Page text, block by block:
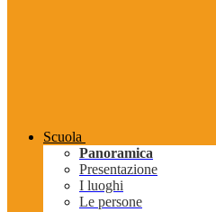
Scuola
Panoramica
Presentazione
I luoghi
Le persone